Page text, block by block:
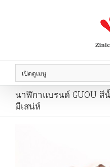
เปิดดูเมนู
นาฬิกาแบรนด์ GUOU สี
มีเสน่ห์